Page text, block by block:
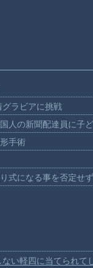
グラビアに挑戦
の新聞配達員に子
手術
式になる事を否定せ
ない軽四に当てられて